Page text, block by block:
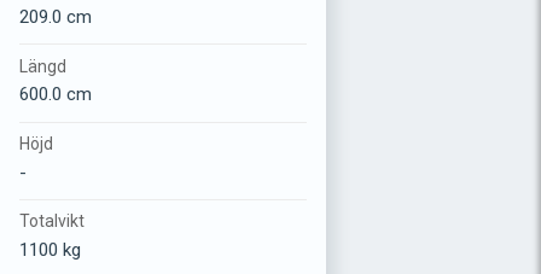
209.0 cm
Längd
600.0 cm
Höjd
-
Totalvikt
1100 kg